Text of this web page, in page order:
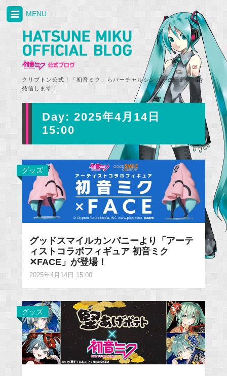
クリプトン公式！「初音ミク」らバーチャルシンガーの最新情報を
発信します！
MENU
Day: 2025年4月14日
15:00
グッズ
グッドスマイルカンパニーより「アーテ
ィストコラボフィギュア 初音ミク
✕FACE」が登場！
2025年4月14日 15:00
グッズ